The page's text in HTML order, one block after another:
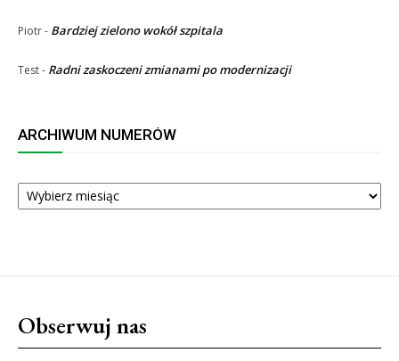
Piotr- Bardziej zielono wokół szpitala
Test- Radni zaskoczeni zmianami po modernizacji
ARCHIWUM NUMERÓW
ARCHIWUM
NUMERÓW
Obserwuj nas